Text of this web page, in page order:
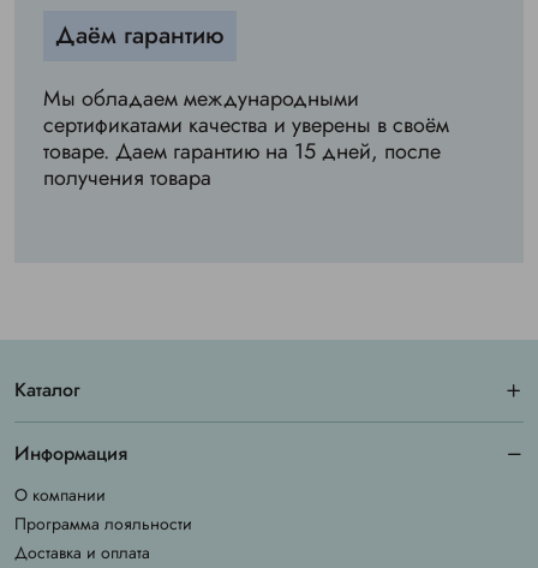
Даём гарантию
Мы обладаем международными
сертификатами качества и уверены в своём
товаре. Даем гарантию на 15 дней, после
получения товара
Каталог
Информация
О компании
Программа лояльности
Доставка и оплата